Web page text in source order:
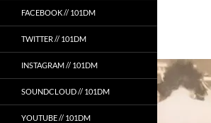
FACEBOOK // 101DM
TWITTER // 101DM
INSTAGRAM // 101DM
SOUNDCLOUD // 101DM
YOUTUBE // 101DM